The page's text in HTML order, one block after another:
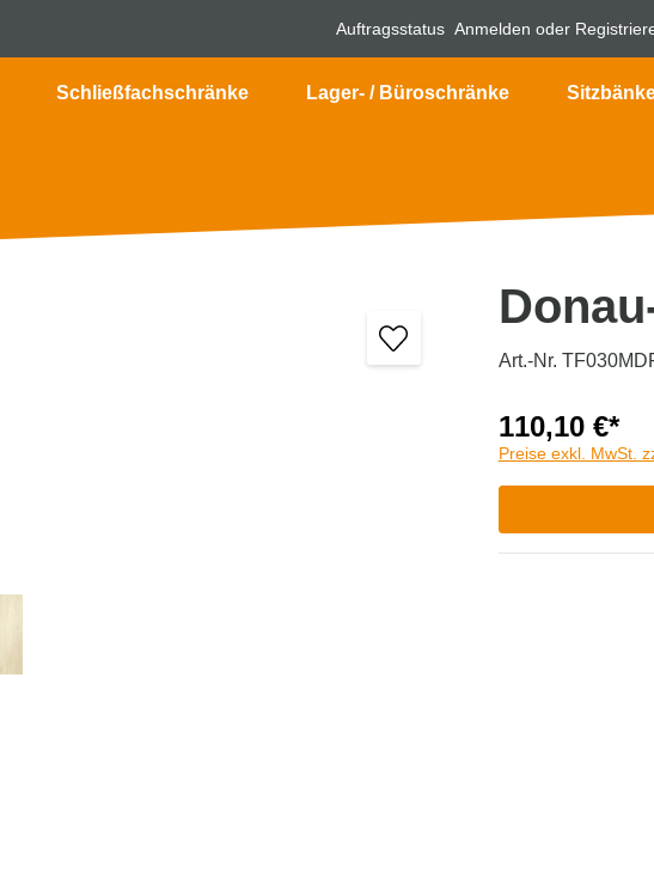
Auftragsstatus Anmelden oder
Schließfachschränke Lager- / Büroschränke
Art.-Nr.
110,10 €*
Preise exkl. MwSt.